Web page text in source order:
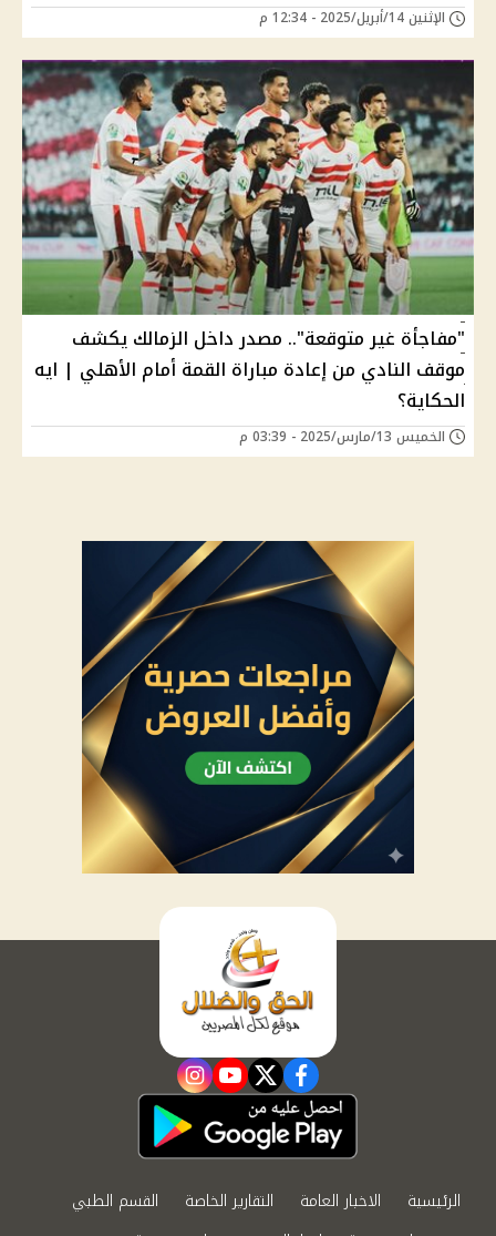
الإثنين 14/أبريل/2025 - 12:34 م
"مفاجأة غير متوقعة".. مصدر داخل الزمالك يكشف
موقف النادي من إعادة مباراة القمة أمام الأهلي | ايه
الحكاية؟
الخميس 13/مارس/2025 - 03:39 م
facebook
twitter
youtube
instagram
الرئيسية الاخبار العامة التقارير الخاصة
القسم الطبي